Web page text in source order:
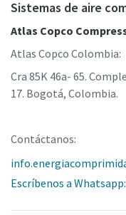
Sistemas de aire
Atlas Copco
Atlas Copco Colombia:
Cra 85K 46a- 65.
17. Bogotá, Colombia.
Contáctanos:
Escríbenos a